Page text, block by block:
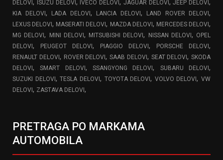
DELOVI
ISUZU DELOVI IVECO DELOVI JAGUAR DELOVI JEEP DELOVI
KIA DELOVI, LADA DELOVI, LANCIA DELOVI, LAND ROVER DELOVI,
LEXUS DELOVI, MASERATI DELOVI, MAZDA DELOVI, MERCEDES DELOVI,
MG DELOVI, MINI DELOVI, MITSUBISHI DELOVI, NISSAN DELOVI, OPEL
DELOVI, PEUGEOT DELOVI, PIAGGIO DELOVI, PORSCHE DELOVI,
RENAULT DELOVI, ROVER DELOVI, SAAB DELOVI, SEAT DELOVI, SKODA
DELOVI,SMART DELOVI,SSANGYONG DELOVI, SUBARU DELOVI,
SUZUKI DELOVI,TESLA DELOVI, TOYOTA DELOVI, VOLVO DELOVI, VW
DELOVI, ZASTAVA DELOVI,
PRETRAGA PO MARKAMA
AUTOMOBILA